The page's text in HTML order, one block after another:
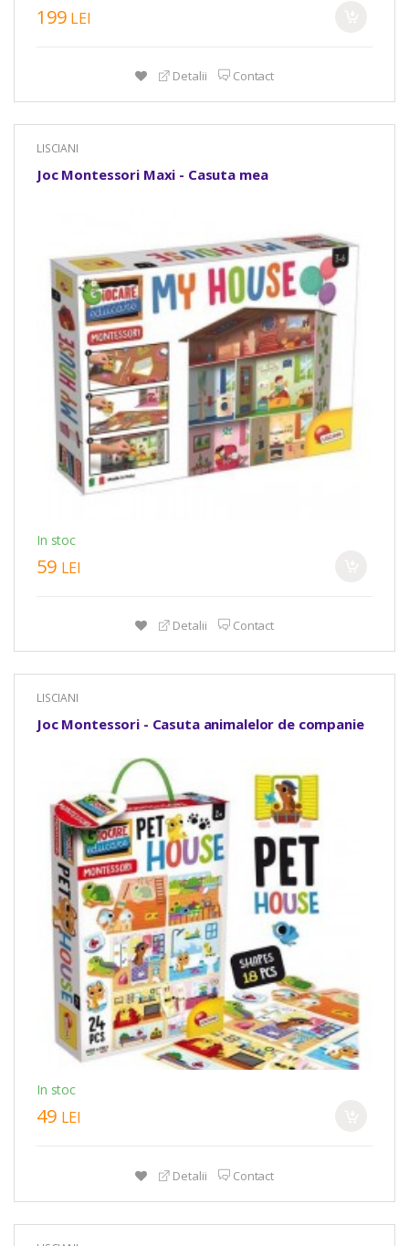
199 LEI
Detalii Contact
LISCIANI
Joc Montessori Maxi - Casuta mea
In stoc
59 LEI
Detalii Contact
LISCIANI
Joc Montessori - Casuta animalelor de companie
In stoc
49 LEI
Detalii Contact